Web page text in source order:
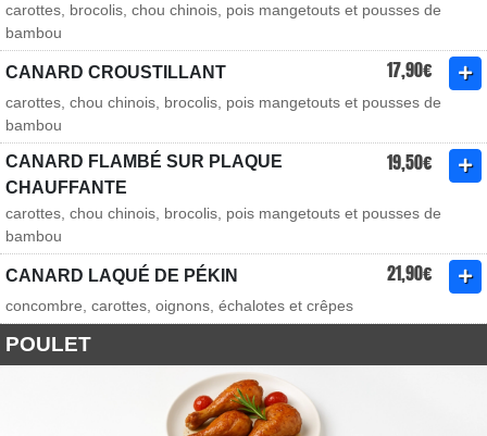
carottes, brocolis, chou chinois, pois mangetouts et pousses de
bambou
CANARD CROUSTILLANT 17,90€
carottes, chou chinois, brocolis, pois mangetouts et pousses de
bambou
CANARD FLAMBÉ SUR PLAQUE
CHAUFFANTE
19,50€
carottes, chou chinois, brocolis, pois mangetouts et pousses de
bambou
CANARD LAQUÉ DE PÉKIN 21,90€
concombre, carottes, oignons, échalotes et crêpes
POULET